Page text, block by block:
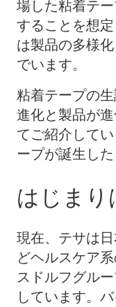
場した粘着テ
することを想
は製品の多様
でいます。
粘着テープの
進化と製品が
てご紹介して
ープが誕生し
はじまり
現在、テサは
どヘルスケア
スドルフグル
しています。